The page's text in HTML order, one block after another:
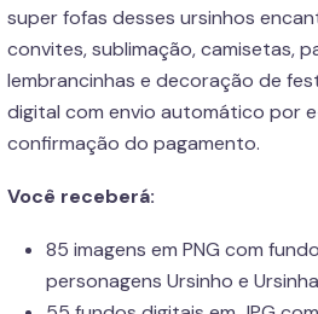
super fofas desses ursinhos
convites, sublimação, camisetas,
lembrancinhas e decoração de
digital com envio automático por
confirmação do pagamento.
Você receberá:
85 imagens em PNG com
personagens Ursinho e Ursinha